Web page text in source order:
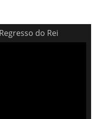
do Rei